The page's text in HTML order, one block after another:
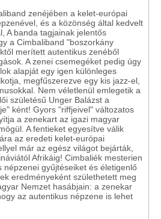
zenéjében a kelet-európai
és a közönség által kedvelt
A banda tagjainak jelentős
a Cimbaliband "boszorkány
merített autentikus zenéből
A zenei csemegéket pedig úgy
alapját egy igen különleges
megfűszerezve egy kis jazz-el,
Nem véletlenül emlegetik a
születésű Unger Balázst a
ként! Gyors "riffjeivel" változatos
a zenekart az igazi magyar
A fentieket egyesítve válik
az eredeti kelet-európai
már az egész világot bejárták,
Afrikáig! Cimbaliék mesterien
népzenei gyűjtéseiket és életigenlő
eredményeként születhetett meg
Nemzet hasábjain: a zenekar
az autentikus népzene is lehet